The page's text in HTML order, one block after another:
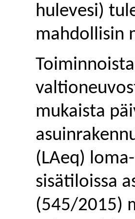
hulevesi)
mahdollisin
mukaista
(LAeq)
sisätiloissa
(545/2015)